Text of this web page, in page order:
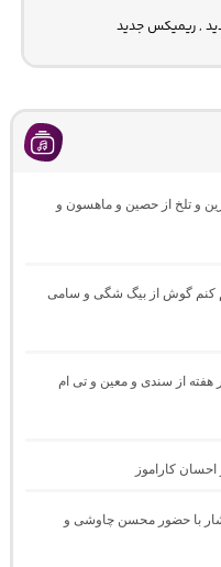
, ریمیکس جدید
و تلخ از حصین و ماهسون و
کنم گوش از بیگ شگی و سامی
هفته از سندی و معین و تی ام
احسان کاراموز
5 از دی جی یاشار با حضور محسن چاوشی و